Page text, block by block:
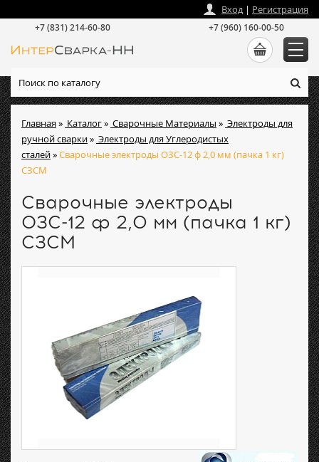
Главная» Каталог» Сварочные Материалы » Электроды для
ручной сварки» Электроды для Углеродистых
сталей»Сварочные электроды ОЗС-12 ф 2,0 мм (пачка 1 кг)
СЗСМ
Сварочные электроды
ОЗС-12 ф 2,0 мм (пачка 1 кг)
СЗСМ
Вход| Регистрация
+7 (831) 214-60-80 +7 (960) 160-00-50